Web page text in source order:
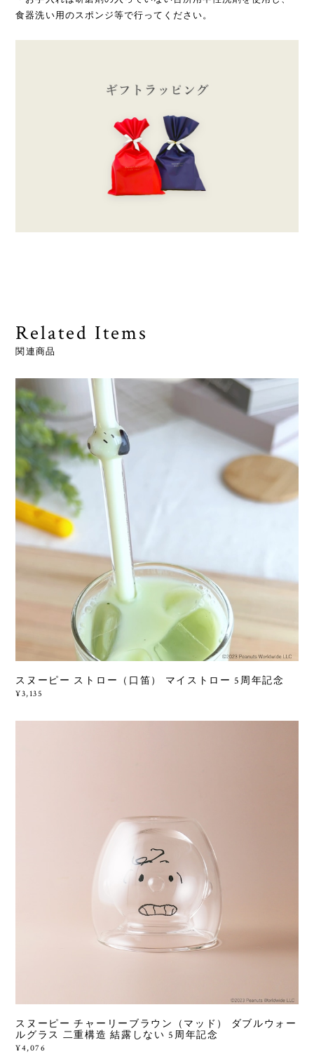
食器洗い用のスポンジ等で行ってください。
Related Items
関連商品
スヌーピー ストロー（口笛） マイストロー 5周年記念
¥3,135
スヌーピー チャーリーブラウン（マッド） ダブルウォー
ルグラス 二重構造 結露しない 5周年記念
¥4,076